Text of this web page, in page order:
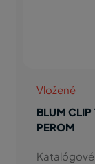
Vložené
BLUM CLIP
PEROM
Katalógové